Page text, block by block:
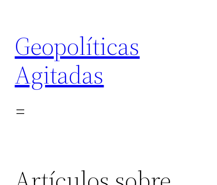
contenido
Geopolíticas
Agitadas